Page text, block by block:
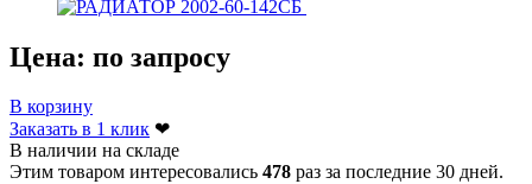
Цена: по запросу
В корзину
Заказать в 1 клик ❤
В наличии на складе
Этим товаром интересовались 478 раз за последние 30 дней.